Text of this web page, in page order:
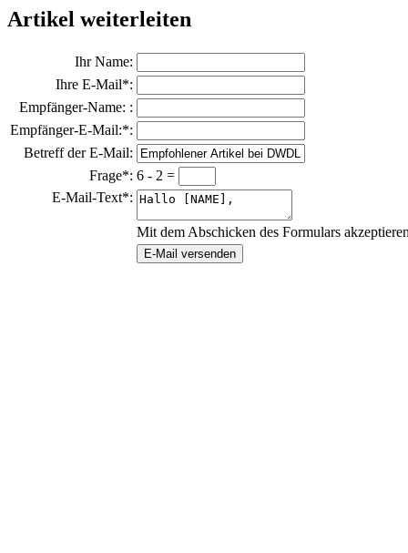
Artikel weiterleiten
Ihr Name:
Ihre E-Mail*:
Empfänger-Name: :
Empfänger-E-Mail:*:
Betreff der E-Mail:
Frage*: 6 - 2 =
E-Mail-Text*:
Mit dem Abschicken des Formulars
E-Mail versenden